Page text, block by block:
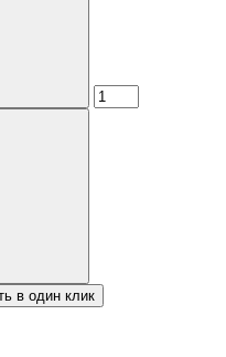
в один клик